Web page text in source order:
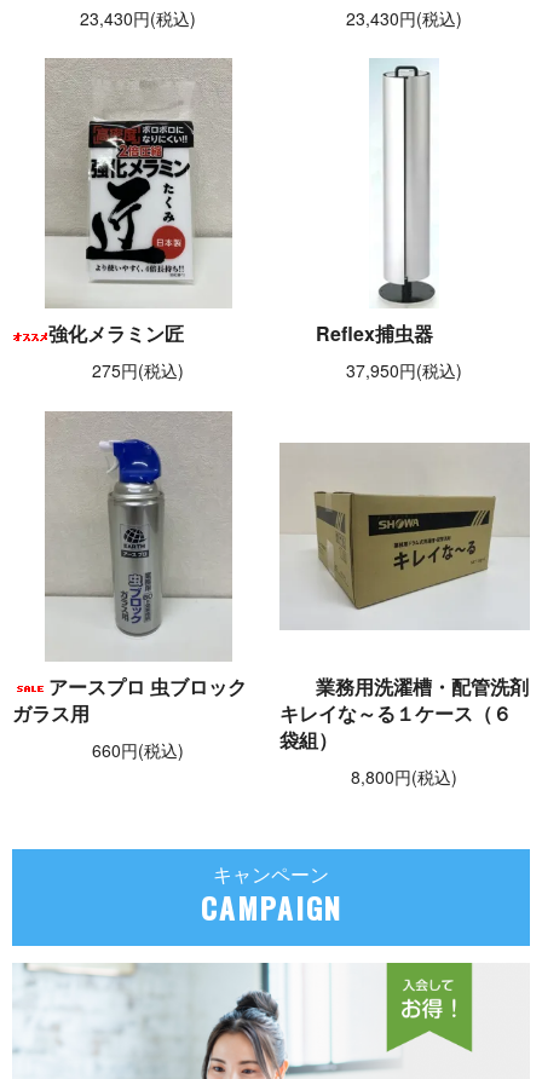
23,430円(税込) 23,430円(税込)
強化メラミン匠
275円(税込)
Reflex捕虫器
37,950円(税込)
アースプロ 虫ブロック
ガラス用
660円(税込)
業務用洗濯槽・配管洗剤
キレイな～る１ケース（６
袋組）
8,800円(税込)
キャンペーン
CAMPAIGN